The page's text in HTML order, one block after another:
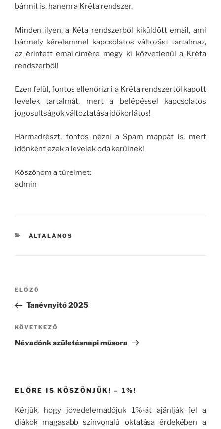
bármit is, hanem a Kréta rendszer.
Minden ilyen, a Kéta rendszerből kiküldött email, ami
bármely kérelemmel kapcsolatos változást tartalmaz,
az érintett emailcímére megy ki közvetlenül a Kréta
rendszerből!
Ezen felül, fontos ellenőrizni a Kréta rendszertől kapott
levelek tartalmát, mert a belépéssel kapcsolatos
jogosultságok változtatása időkorlátos!
Harmadrészt, fontos nézni a Spam mappát is, mert
időnként ezek a levelek oda kerülnek!
Köszönöm a türelmet:
admin
KATEGÓRIÁK
ÁLTALÁNOS
Bejegyzés
Korábbi
bejegyzés
ELŐZŐ
Tanévnyitó 2025
Következő
bejegyzés
KÖVETKEZŐ
Névadónk születésnapi műsora
ELŐRE IS KÖSZÖNJÜK! – 1%!
Kérjük, hogy jövedelemadójuk 1%-át ajánlják fel a
diákok magasabb színvonalú oktatása érdekében a